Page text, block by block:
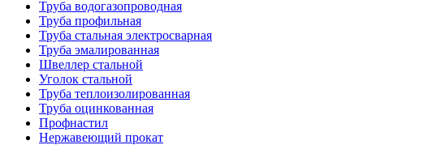
Труба водогазопроводная
Труба профильная
Труба стальная электросварная
Труба эмалированная
Швеллер стальной
Уголок стальной
Труба теплоизолированная
Труба оцинкованная
Профнастил
Нержавеющий прокат